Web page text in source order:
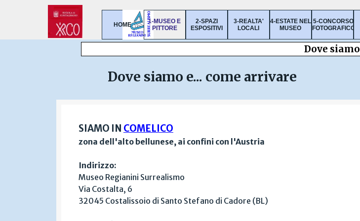
Vai ai contenuti
HOME
1-MUSEO E
PITTORE
▼
2-SPAZI
ESPOSITIVI
▼
3-REALTA'
LOCALI
▼
4-ESTATE NEL
MUSEO
▼
5-CONCORSO
FOTOGRAFICO
Dove siamo
Dove siamo e... come arrivare
SIAMO IN COMELICO
zona dell'alto bellunese, ai confini con l'Austria
Indirizzo:
Museo Regianini Surrealismo
Via Costalta, 6
32045 Costalissoio di Santo Stefano di Cadore (BL)